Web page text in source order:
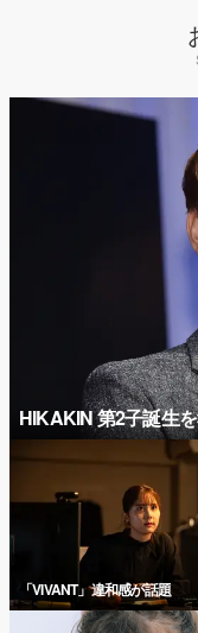
HIKAKIN 第2子誕生
「VIVANT」違和感が話題